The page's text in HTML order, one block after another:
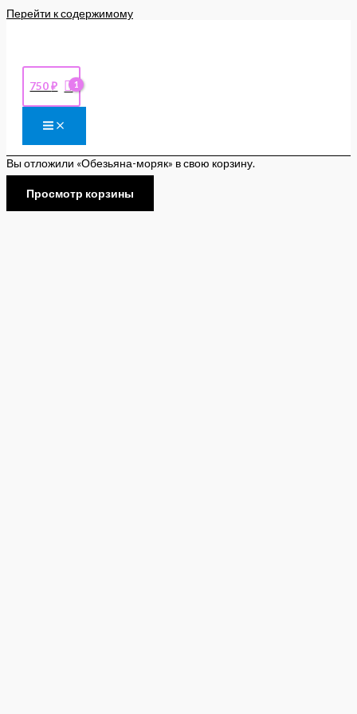
Перейти к содержимому
750₽
Вы отложили «Обезьяна-моряк» в свою корзину.
Просмотр корзины